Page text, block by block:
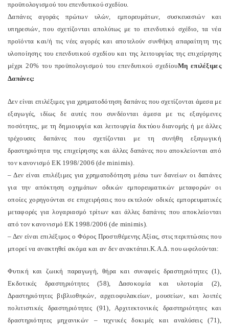
προϋπολογισμού του επενδυτικού σχεδίου.
Δαπάνες αγοράς πρώτων υλών, εμπορευμάτων, συσκευασιών και
υπηρεσιών, που σχετίζονται απολύτως με το επενδυτικό σχέδιο, τα νέα
προϊόντα και/ή τις νέες αγορές και αποτελούν συνθήκη απαραίτητη της
υλοποίησης του επενδυτικού σχεδίου και της λειτουργίας της επιχείρησης
μέχρι 20% του προϋπολογισμού του επενδυτικού σχεδίουΜη επιλέξιμες
Δαπάνες:
Δεν είναι επιλέξιμες για χρηματοδότηση δαπάνες που σχετίζονται άμεσα με
εξαγωγές, ιδίως δε αυτές που συνδέονται άμεσα με τις εξαγόμενες
ποσότητες, με τη δημιουργία και λειτουργία δικτύου διανομής ή με άλλες
τρέχουσες δαπάνες που σχετίζονται με τη συνήθη εξαγωγική
δραστηριότητα της επιχείρησης και άλλες δαπάνες που αποκλείονται από
τον κανονισμό ΕΚ 1998/2006 (de minimis).
– Δεν είναι επιλέξιμες για χρηματοδότηση μέσω των δανείων οι δαπάνες
για την απόκτηση οχημάτων οδικών εμπορευματικών μεταφορών οι
οποίες χορηγούνται σε επιχειρήσεις που εκτελούν οδικές εμπορευματικές
μεταφορές για λογαριασμό τρίτων και άλλες δαπάνες που αποκλείονται
από τον κανονισμό ΕΚ 1998/2006 (de minimis).
– Δεν είναι επιλέξιμος ο Φόρος Προστιθέμενης Αξίας, στις περιπτώσεις που
μπορεί να ανακτηθεί ακόμα και αν δεν ανακτάται.Κ.Α.Δ. που ωφελούνται:
Φυτική και ζωική παραγωγή, θήρα και συναφείς δραστηριότητες (1),
Εκδοτικές δραστηριότητες (58), Δασοκομία και υλοτομία (2),
Δραστηριότητες βιβλιοθηκών, αρχειοφυλακείων, μουσείων, και λοιπές
πολιτιστικές δραστηριότητες (91), Αρχιτεκτονικές δραστηριότητες και
δραστηριότητες μηχανικών – τεχνικές δοκιμές και αναλύσεις (71),